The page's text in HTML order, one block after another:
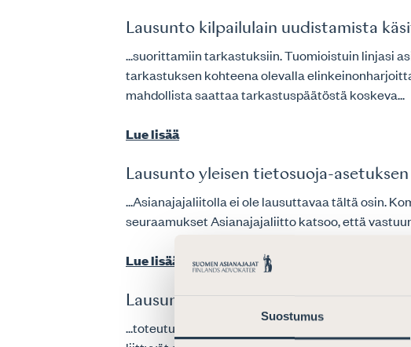
Suostumus
Lausunto kilpailulain uudistamista
...suorittamiin tarkastuksiin. Tuomioistuin linjasi
tarkastuksen kohteena olevalla
mahdollista saattaa tarkastuspäätöstä koskeva...
Lue lisää
Lausunto yleisen tietosuoja-
...Asianajajaliitolla ei ole lausuttavaa tältä osin.
seuraamukset Asianajajaliitto katsoo, että
Lue lisää
Lausunto Pilari 1:n Amount A:ta
...toteutuessaan Pilari I:n sääntely otettaisiin